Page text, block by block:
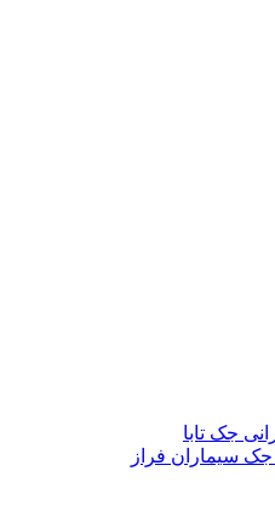
جک تابا
جک سیماران فراز